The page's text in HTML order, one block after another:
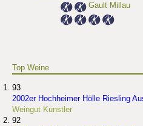
Gault Millau
Top Weine
93
2002er Hochheimer Hölle Riesling
Weingut Künstler
92